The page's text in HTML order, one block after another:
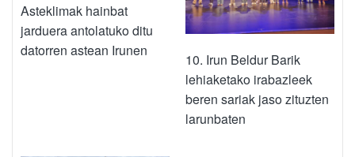
Asteklimak hainbat
jarduera antolatuko ditu
datorren astean Irunen
10. Irun Beldur Barik
lehiaketako irabazleek
beren sariak jaso zituzten
larunbaten